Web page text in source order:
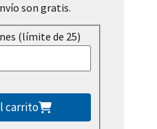
son gratis.
(límite de 25)
carrito